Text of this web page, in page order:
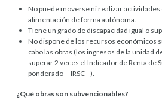
No puede moverse ni realizar actividades
alimentación de forma autónoma.
Tiene un grado de discapacidad igual o
No dispone de los recursos económicos
cabo las obras (los ingresos de la unidad
superar 2 veces el Indicador de Renta de
ponderado —IRSC—).
¿Qué obras son subvencionables?